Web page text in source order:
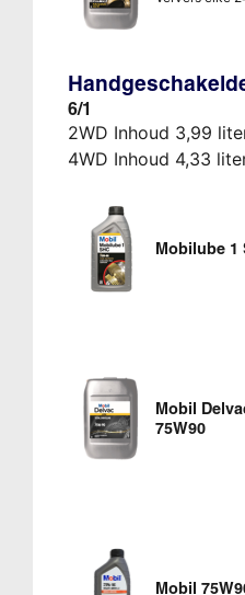
6/1
2WD Inhoud 3,99
4WD Inhoud 4,33
Mobilube 1
Mobil
75W90
Mobil